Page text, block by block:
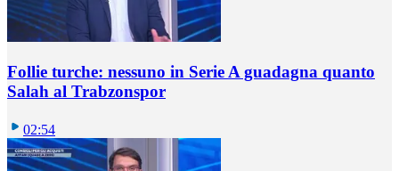
Follie turche: nessuno in Serie A guadagna quanto
Salah al Trabzonspor
02:54